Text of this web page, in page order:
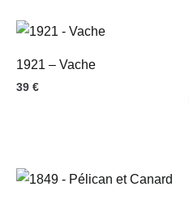
1921 – Vache
39 €